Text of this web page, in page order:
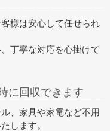
様は安心して任せられ
丁寧な対応を心掛けて
に回収できます
、家具や家電など不用
します。